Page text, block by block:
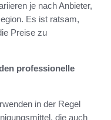
je nach Anbieter,
Es ist ratsam,
Preise zu
professionelle
in der Regel
die auch